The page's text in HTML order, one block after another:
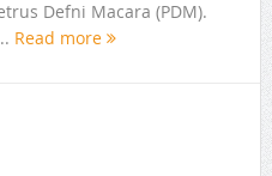
Defni Macara (PDM).
Read more